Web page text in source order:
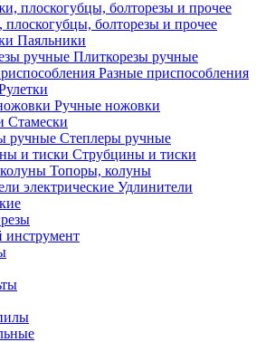
болторезы и прочее
Паяльники
Плиткорезы ручные
Разные приспособления
Ручные ножовки
Стамески
Степлеры ручные
Струбцины и тиски
Топоры, колуны
Удлинители
инструмент